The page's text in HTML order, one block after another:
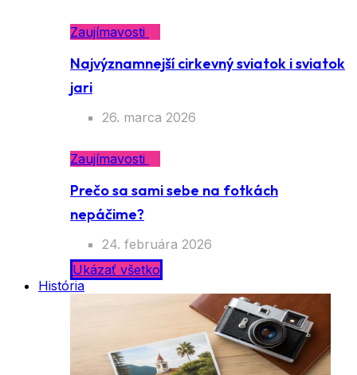
Zaujímavosti
Najvýznamnejší cirkevný sviatok i sviatok
jari
26. marca 2026
Zaujímavosti
Prečo sa sami sebe na fotkách
nepáčime?
24. februára 2026
Ukázať všetko
História